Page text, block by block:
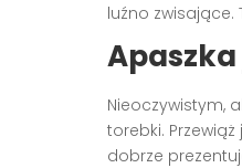
luźno
Nieoczywistym,
torebki.
dobrze